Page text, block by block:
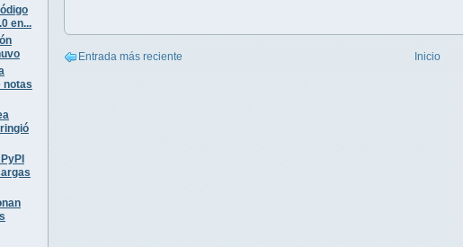
en...
notas
Entrada más reciente Inicio